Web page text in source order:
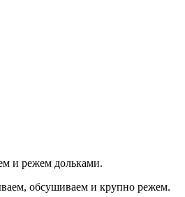
и режем дольками.
обсушиваем и крупно режем.